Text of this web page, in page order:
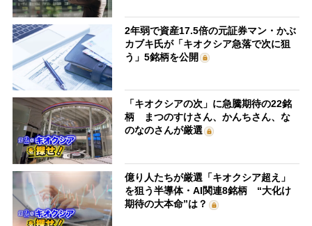
2年弱で資産17.5倍の元証券マン・かぶ
カブキ氏が「キオクシア急落で次に狙
う」5銘柄を公開
「キオクシアの次」に急騰期待の22銘
柄 まつのすけさん、かんちさん、な
のなのさんが厳選
億り人たちが厳選「キオクシア超え」
を狙う半導体・AI関連8銘柄 “大化け
期待の大本命”は？